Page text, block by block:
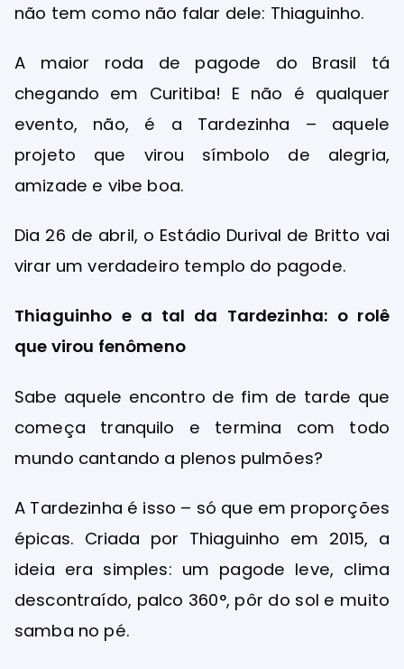
não tem como não falar dele: Thiaguinho.
A maior roda de pagode do Brasil tá
chegando em Curitiba! E não é qualquer
evento, não, é a Tardezinha – aquele
projeto que virou símbolo de alegria,
amizade e vibe boa.
Dia 26 de abril, o Estádio Durival de Britto vai
virar um verdadeiro templo do pagode.
Thiaguinho e a tal da Tardezinha: o rolê
que virou fenômeno
Sabe aquele encontro de fim de tarde que
começa tranquilo e termina com todo
mundo cantando a plenos pulmões?
A Tardezinha é isso – só que em proporções
épicas. Criada por Thiaguinho em 2015, a
ideia era simples: um pagode leve, clima
descontraído, palco 360°, pôr do sol e muito
samba no pé.